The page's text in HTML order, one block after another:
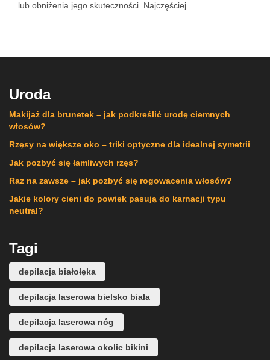
lub obniżenia jego skuteczności. Najczęściej …
Uroda
Makijaż dla brunetek – jak podkreślić urodę ciemnych
włosów?
Rzęsy na większe oko – triki optyczne dla idealnej symetrii
Jak pozbyć się łamliwych rzęs?
Raz na zawsze – jak pozbyć się rogowacenia włosów?
Jakie kolory cieni do powiek pasują do karnacji typu
neutral?
Tagi
depilacja białołęka
depilacja laserowa bielsko biała
depilacja laserowa nóg
depilacja laserowa okolic bikini